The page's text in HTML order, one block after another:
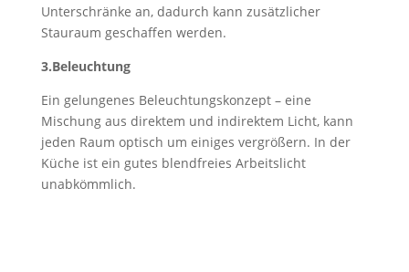
Unterschränke an, dadurch kann zusätzlicher
Stauraum geschaffen werden.
3.Beleuchtung
Ein gelungenes Beleuchtungskonzept – eine
Mischung aus direktem und indirektem Licht, kann
jeden Raum optisch um einiges vergrößern. In der
Küche ist ein gutes blendfreies Arbeitslicht
unabkömmlich.